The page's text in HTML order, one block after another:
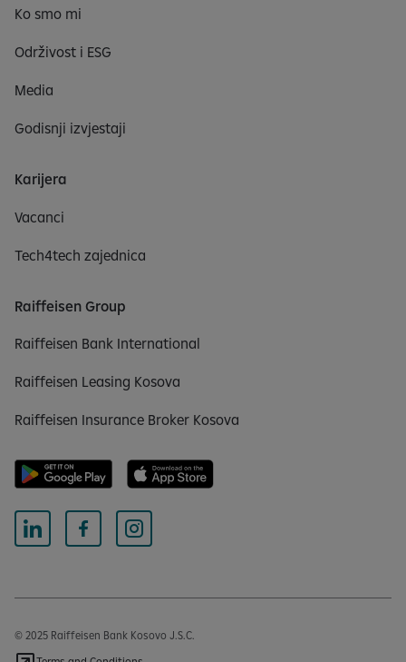
Ko smo mi
Održivost i ESG
Media
Godisnji izvjestaji
Karijera
Vacanci
Tech4tech zajednica
Raiffeisen Group
Raiffeisen Bank International
Raiffeisen Leasing Kosova
Raiffeisen Insurance Broker Kosova
© 2025 Raiffeisen Bank Kosovo J.S.C.